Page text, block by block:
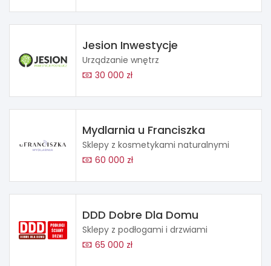
Jesion Inwestycje
Urządzanie wnętrz
30 000 zł
Mydlarnia u Franciszka
Sklepy z kosmetykami naturalnymi
60 000 zł
DDD Dobre Dla Domu
Sklepy z podłogami i drzwiami
65 000 zł